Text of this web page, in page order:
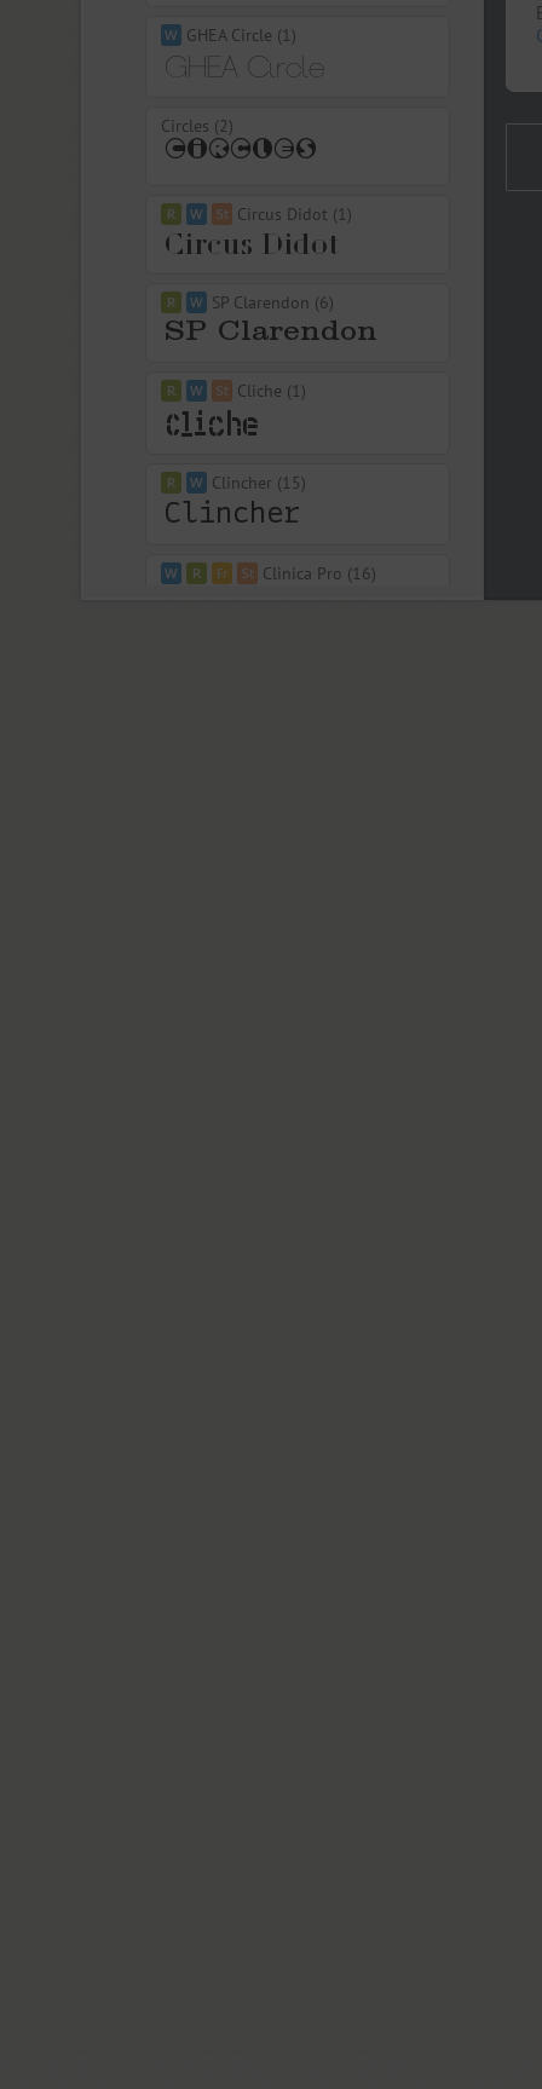
GHEA Circle (1)
Circles (2)
Circus Didot (1)
SP Clarendon (6)
Cliche (1)
Clincher (15)
Clinica Pro (16)